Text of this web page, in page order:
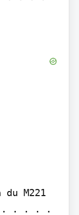
M221
. . . . .